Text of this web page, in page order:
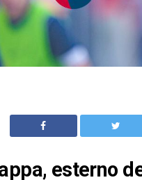
esterno